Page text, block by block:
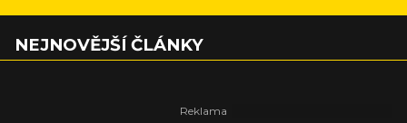
NEJNOVĚJŠÍ ČLÁNKY